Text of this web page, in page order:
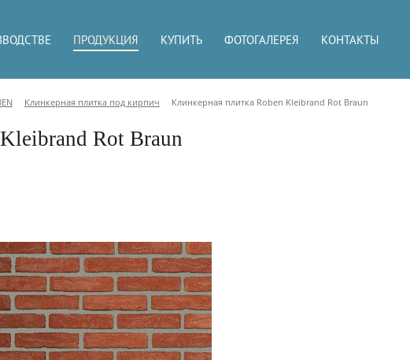
ПРОДУКЦИЯ КУПИТЬ ФОТОГАЛЕРЕЯ КОНТАКТЫ
Клинкерная плитка под кирпич Клинкерная плитка Roben Kleibrand Rot Braun
Rot Braun